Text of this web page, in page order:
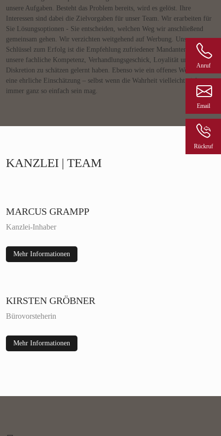
unsere Aufgaben. Besteht das Problem bereits, wird es gelöst. Ihre
Interessen sind dabei die Zielvorgaben für unser Team. Wir erarbeiten für
Sie Lösungsoptionen - Sie entscheiden, welchen Weg wir anschließend
gemeinsam gehen. Wir verzichten weitgehend auf Werbung. Unser
Schlüssel zum Erfolg ist die Empfehlung zufriedener Mandanten, die
unsere fachliche Kompetenz, Verhandlungsgeschick, Loyalität und
Diskretion zu schätzen gelernt haben. Ebenso wie ein offenes Wort und
eine ehrliche Einschätzung – selbst wenn die Wahrheit vielleicht nicht
immer ganz so einfach sein mag.
KANZLEI | TEAM
MARCUS GRAMPP
Kanzlei-Inhaber
Mehr Informationen
KIRSTEN GRÖBNER
Bürovorsteherin
Mehr Informationen
Anruf
Email
Rückruf